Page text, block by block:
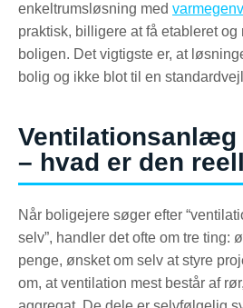
enkeltrumsløsning med
praktisk, billigere at få etableret og
boligen. Det vigtigste er, at
bolig og ikke blot til en
Ventilationsanlæg
– hvad er den
Når boligejere søger efter
selv”, handler det ofte om tre ting:
penge, ønsket om selv at styre
om, at ventilation mest består af